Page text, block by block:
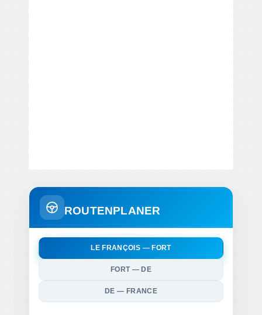
ROUTENPLANER
LE FRANÇOIS — FORT
FORT — DE
DE — FRANCE